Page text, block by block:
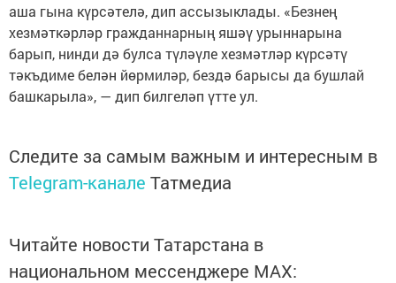
аша гына күрсәтелә, дип ассызыклады. «Безнең
хезмәткәрләр гражданнарның яшәү урыннарына
барып, нинди дә булса түләүле хезмәтләр күрсәтү
тәкъдиме белән йөрмиләр, бездә барысы да бушлай
башкарыла», — дип билгеләп үтте ул.
Следите за самым важным и интересным в
Telegram-канале Татмедиа
Читайте новости Татарстана в
национальном мессенджере MАХ: